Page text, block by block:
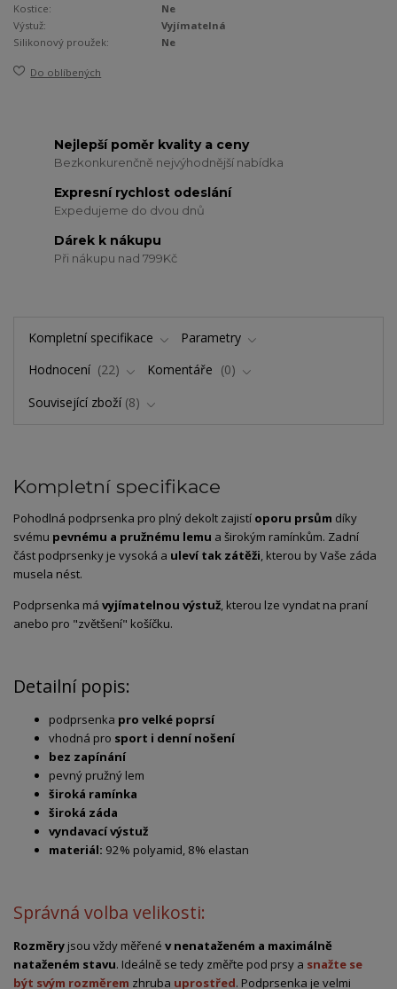
Kostice:
Ne
Výstuž:
Vyjímatelná
Silikonový proužek:
Ne
Do oblíbených
Nejlepší poměr kvality a ceny
Bezkonkurenčně nejvýhodnější nabídka
Expresní rychlost odeslání
Expedujeme do dvou dnů
Dárek k nákupu
Při nákupu nad 799Kč
Kompletní specifikace
Parametry
Hodnocení
22 Komentáře
0
Související zboží 8
Kompletní specifikace
Pohodlná podprsenka pro plný dekolt zajistí oporu prsům díky
svému pevnému a pružnému lemu a širokým ramínkům. Zadní
část podprsenky je vysoká a uleví tak zátěži, kterou by Vaše záda
musela nést.
Podprsenka má vyjímatelnou výstuž, kterou lze vyndat na praní
anebo pro "zvětšení" košíčku.
Detailní popis:
podprsenka pro velké poprsí
vhodná pro sport i denní nošení
bez zapínání
pevný pružný lem
široká ramínka
široká záda
vyndavací výstuž
materiál: 92% polyamid, 8% elastan
Správná volba velikosti:
Rozměry jsou vždy měřené v nenataženém a maximálně
nataženém stavu. Ideálně se tedy změřte pod prsy a snažte se
být svým rozměrem zhruba uprostřed. Podprsenka je velmi